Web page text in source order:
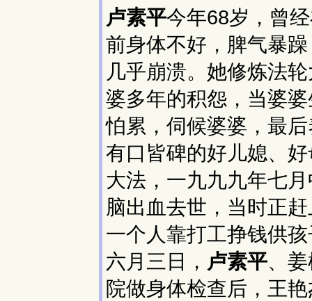
卢素平今年68岁，曾
前身体不好，脾气暴
几乎崩溃。她修炼法
婆多年的积怨，当婆
怕累，伺候婆婆，最
有口皆碑的好儿媳、
大法，一九九九年七
脑出血去世，当时正
一个人靠打工挣钱供
六月三日， 卢素平、
院做身体检查后，王